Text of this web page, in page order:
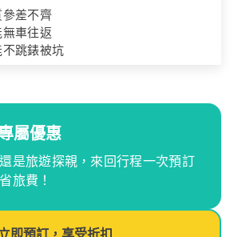
參差不齊
車往返
跳錶被坑
屬優惠
是旅遊探親，來回行程一次預訂
旅費！